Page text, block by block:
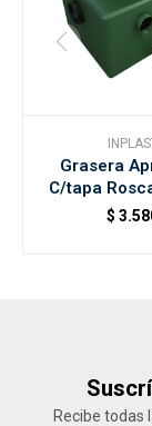
Grasera
C/tapa
$
Recibe todas